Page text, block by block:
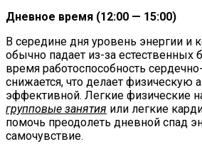
Дневное время (12:00 — 15:00)
В середине дня уровень энергии и
обычно падает из-за естественных
время работоспособность
снижается, что делает физическую
эффективной. Легкие физические
групповые занятия или легкие
помочь преодолеть дневной спад
самочувствие​​.